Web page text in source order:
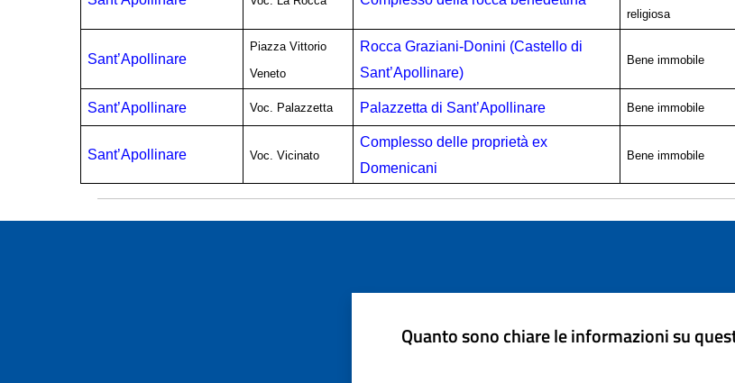
religiosa
Sant’Apollinare
Piazza Vittorio
Veneto
Rocca Graziani-Donini (Castello di
Sant’Apollinare)
Bene immobile
Sant’Apollinare Voc. Palazzetta Palazzetta di Sant’Apollinare Bene immobile
Sant’Apollinare Voc. Vicinato
Complesso delle proprietà ex
Domenicani
Bene immobile
Quanto sono chiare le informazioni su